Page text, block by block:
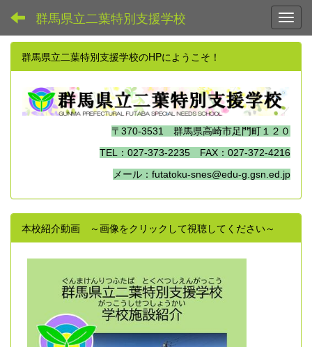
群馬県立二葉特別支援学校
群馬県立二葉特別支援学校のHPにようこそ！
〒370-3531 群馬県高崎市足門町１２０
TEL：027-373-2235 FAX：027-372-4216
メール：futatoku-snes@edu-g.gsn.ed.jp
本校紹介動画 ～画像をクリックして視聴してください～